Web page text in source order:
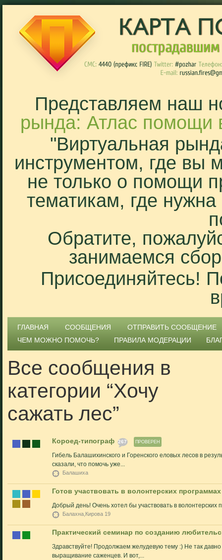
Представляем наш
рында: Атлас помощи
"Виртуальная
инструментом, где вы
не только о помощи
тематикам, где
Обратите,
занимаемся
Присоединяйтесь!
ГЛАВНАЯ СООБЩЕНИЯ
ОТПРАВИТЬ СООБЩЕНИЕ
ЧЕМ МОЖНО ПОМОЧЬ?
ПРАВИЛА МОДЕРАЦИИ
Все сообщения в
категории “Хочу
сажать лес”
Короед-типограф 267 ПРОВЕРЕН
Гибель Балашихинского и Горенского еловых лесов в
сказали, что помочь уже...
Балашиха
Готов участвовать в волонтерских
Добрый день! Очень хотел бы участвовать в волонтерских
Балахна,Кирова 19
Практический семинар по созданию
Здравствуйте! Продолжаем желудевую тему :) Не так
выращивание саженцев. И вот,...